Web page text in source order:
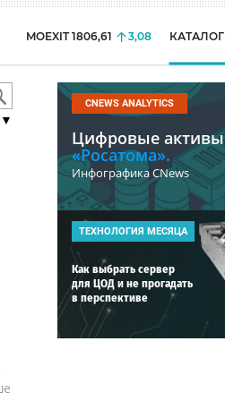
MOEXIT 1806,61 3,08 КАТАЛОГ
▼
CNEWS ANALYTICS
Цифровые активы
«Росатома».
Инфографика CNews
ТЕХНОЛОГИЯ МЕСЯЦА
Как выбрать сервер
для ЦОД и не прогадать
в перспективе